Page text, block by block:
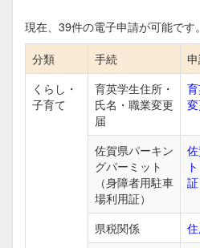
現在、 39件の電子申請が可能です。
分類
手続
くらし・
子育て
育英学生住所・
氏名・職業変更
届
佐賀県パーキン
グパーミット
（身障者用駐車
場利用証）
県税関係